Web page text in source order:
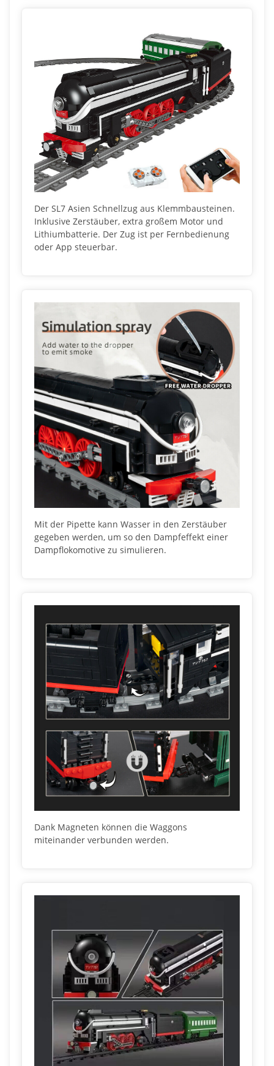
Der SL7 Asien Schnellzug aus Klemmbausteinen.
Inklusive Zerstäuber, extra großem Motor und
Lithiumbatterie. Der Zug ist per Fernbedienung
oder App steuerbar.
Mit der Pipette kann Wasser in den Zerstäuber
gegeben werden, um so den Dampfeffekt einer
Dampflokomotive zu simulieren.
Dank Magneten können die Waggons
miteinander verbunden werden.